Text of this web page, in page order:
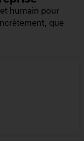
humain pour
que